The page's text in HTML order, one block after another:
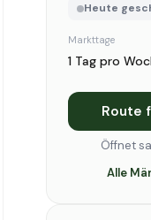
Heute
Markttage
1 Tag pro
Route
Öffnet
Alle